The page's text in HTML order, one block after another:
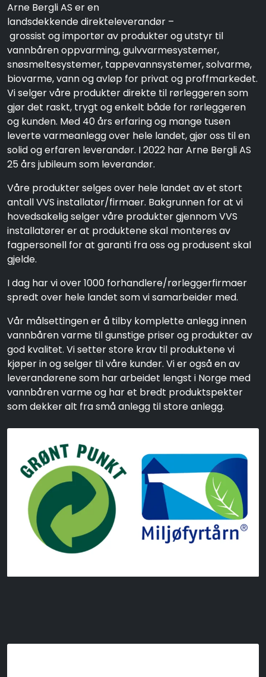
Arne Bergli AS er en
landsdekkende direkteleverandør –
grossist og importør av produkter og utstyr til
vannbåren oppvarming, gulvvarmesystemer,
snøsmeltesystemer, tappevannsystemer, solvarme,
biovarme, vann og avløp for privat og proffmarkedet.
Vi selger våre produkter direkte til rørleggeren som
gjør det raskt, trygt og enkelt både for rørleggeren
og kunden. Med 40 års erfaring og mange tusen
leverte varmeanlegg over hele landet, gjør oss til en
solid og erfaren leverandør. I 2022 har Arne Bergli AS
25 års jubileum som leverandør.
Våre produkter selges over hele landet av et stort
antall VVS installatør/firmaer. Bakgrunnen for at vi
hovedsakelig selger våre produkter gjennom VVS
installatører er at produktene skal monteres av
fagpersonell for at garanti fra oss og produsent skal
gjelde.
I dag har vi over 1000 forhandlere/rørleggerfirmaer
spredt over hele landet som vi samarbeider med.
Vår målsettingen er å tilby komplette anlegg innen
vannbåren varme til gunstige priser og produkter av
god kvalitet. Vi setter store krav til produktene vi
kjøper in og selger til våre kunder. Vi er også en av
leverandørene som har arbeidet lengst i Norge med
vannbåren varme og har et bredt produktspekter
som dekker alt fra små anlegg til store anlegg.